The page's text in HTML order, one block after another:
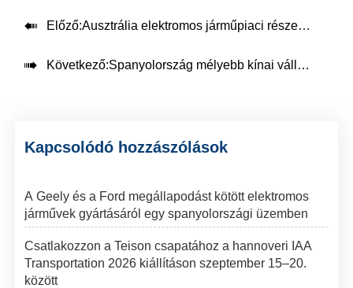
 Előző:Ausztrália elektromos járműpiaci részesedése rekordmagasra emelkedett márciusban
 Következő:Spanyolország mélyebb kínai vállalatokkal való együttműködésen keresztül felgyorsítja az elektromos járművek iparágának fejlődését
Kapcsolódó hozzászólások
A Geely és a Ford megállapodást kötött elektromos
járművek gyártásáról egy spanyolországi üzemben
Csatlakozzon a Teison csapatához a hannoveri IAA
Transportation 2026 kiállításon szeptember 15–20.
között